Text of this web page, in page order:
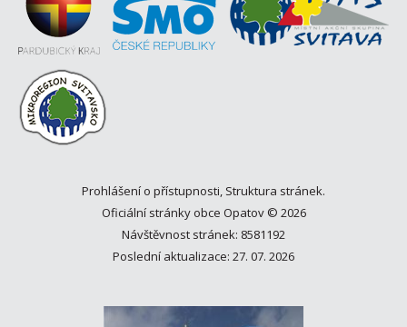
Prohlášení o přístupnosti, Struktura stránek.
Oficiální stránky obce Opatov © 2026
Návštěvnost stránek: 8581192
Poslední aktualizace: 27. 07. 2026